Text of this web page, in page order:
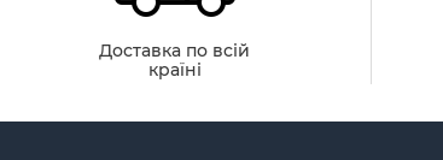
Доставка по всій
країні